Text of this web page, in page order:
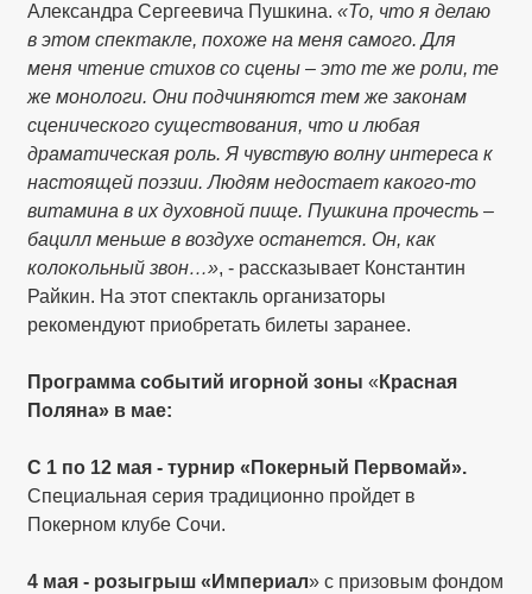
Александра Сергеевича Пушкина.«То, что я делаю
в этом спектакле, похоже на меня самого. Для
меня чтение стихов со сцены – это те же роли, те
же монологи. Они подчиняются тем же законам
сценического существования, что и любая
драматическая роль. Я чувствую волну интереса к
настоящей поэзии. Людям недостает какого-то
витамина в их духовной пище. Пушкина прочесть –
бацилл меньше в воздухе останется. Он, как
колокольный звон…», - рассказывает Константин
Райкин. На этот спектакль организаторы
рекомендуют приобретать билеты заранее.
Программа событий игорной зоны« Красная
Поляна» в мае:
С 1 по 12 мая - турнир «Покерный Первомай».
Специальная серия традиционно пройдет в
Покерном клубе Сочи.
4 мая - розыгрыш «Империал» с призовым фондом